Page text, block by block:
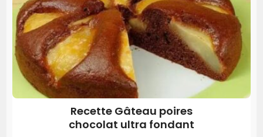
Recette Gâteau poires
chocolat ultra fondant